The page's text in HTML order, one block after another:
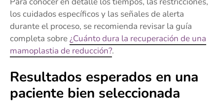
los cuidados específicos y las señales de alerta
durante el proceso, se recomienda revisar la guía
completa sobre¿Cuánto dura la recuperación de una
mamoplastia de reducción?.
Resultados esperados en una
paciente bien seleccionada